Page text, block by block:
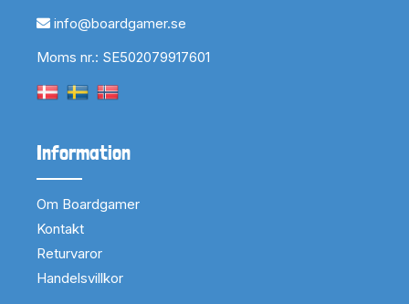
info@boardgamer.se
Moms nr.: SE502079917601
Information
Om Boardgamer
Kontakt
Returvaror
Handelsvillkor